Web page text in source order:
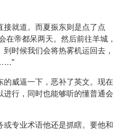
接就道。而夏振东则是点了点
在帝都呆两天。然后前往羊城，
时候我们会将热雾机运回去，
的威逼一下，恶补了英文。现在
进行，同时也能够听的懂普通会
或专业术语他还是抓瞎。要他和